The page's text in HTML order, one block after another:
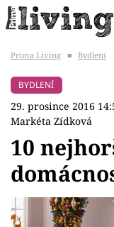
BYDLENÍ SLAVNÝCH
Témata
Bydlení
Prima Living ■ Bydlení
BYDLENÍ
29. prosince 2016
Markéta Zídková
10